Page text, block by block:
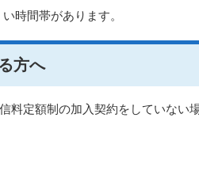
時間帯があります。
方へ
料定額制の加入契約をしていない